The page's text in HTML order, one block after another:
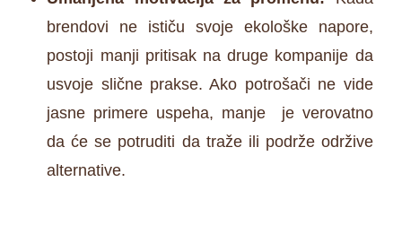
brendovi ne ističu svoje ekološke napore,
postoji manji pritisak na druge kompanije da
usvoje slične prakse. Ako potrošači ne vide
jasne primere uspeha, manje je verovatno
da će se potruditi da traže ili podrže održive
alternative.